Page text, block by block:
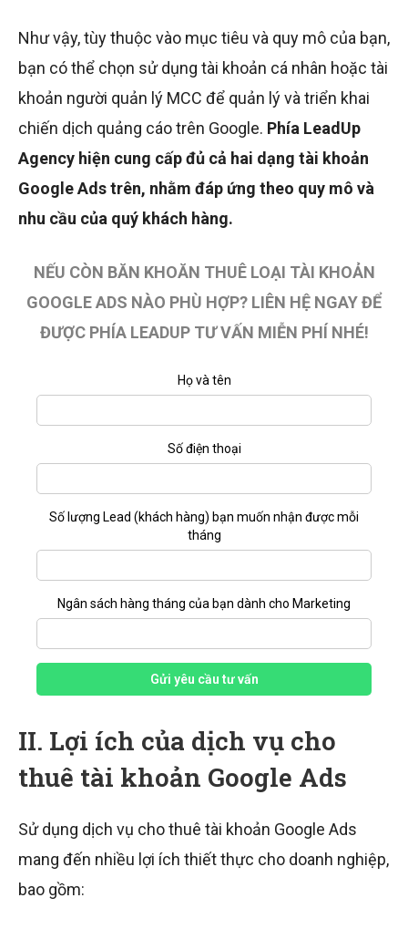
Như vậy, tùy thuộc vào mục tiêu và quy mô của bạn,
bạn có thể chọn sử dụng tài khoản cá nhân hoặc tài
khoản người quản lý MCC để quản lý và triển khai
chiến dịch quảng cáo trên Google. Phía LeadUp
Agency hiện cung cấp đủ cả hai dạng tài khoản
Google Ads trên, nhằm đáp ứng theo quy mô và
nhu cầu của quý khách hàng.
NẾU CÒN BĂN KHOĂN THUÊ LOẠI TÀI KHOẢN
GOOGLE ADS NÀO PHÙ HỢP? LIÊN HỆ NGAY ĐỂ
ĐƯỢC PHÍA LEADUP TƯ VẤN MIỄN PHÍ NHÉ!
Họ và tên
Số lượng Lead (khách hàng) bạn muốn nhận được mỗi
tháng
Ngân sách hàng tháng của bạn dành cho Marketing
Số điện thoại
Gửi yêu cầu tư vấn
II. Lợi ích của dịch vụ cho
thuê tài khoản Google Ads
Sử dụng dịch vụ cho thuê tài khoản Google Ads
mang đến nhiều lợi ích thiết thực cho doanh nghiệp,
bao gồm: